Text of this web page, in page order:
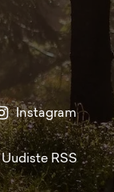
Instagram
Uudiste RSS